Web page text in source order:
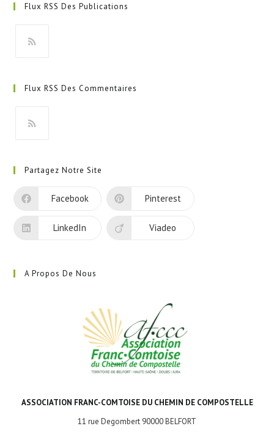
Flux RSS Des Publications
un
onglet
Flux RSS Des Commentaires
un
nouvel
Partagez Notre Site
Facebook Pinterest
LinkedIn Viadeo
A Propos De Nous
ASSOCIATION FRANC-COMTOISE DU CHEMIN DE COMPOSTELLE
11 rue Degombert 90000 BELFORT